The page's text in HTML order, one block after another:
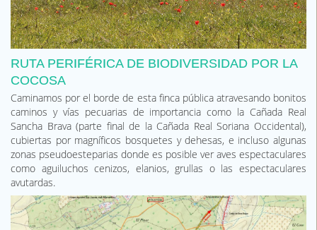
RUTA PERIFÉRICA DE BIODIVERSIDAD POR LA
COCOSA
Caminamos por el borde de esta finca pública atravesando bonitos
caminos y vías pecuarias de importancia como la Cañada Real
Sancha Brava (parte final de la Cañada Real Soriana Occidental),
cubiertas por magníficos bosquetes y dehesas, e incluso algunas
zonas pseudoesteparias donde es posible ver aves espectaculares
como aguiluchos cenizos, elanios, grullas o las espectaculares
avutardas.